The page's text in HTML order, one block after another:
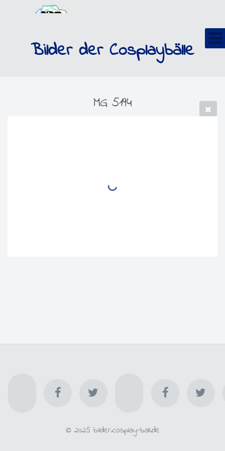
Bilder der Cosplaybälle
MG 5194
© 2025 bilder.cosplay-ball.de